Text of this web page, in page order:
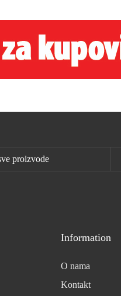
proizvode
Information
O nama
Kontakt